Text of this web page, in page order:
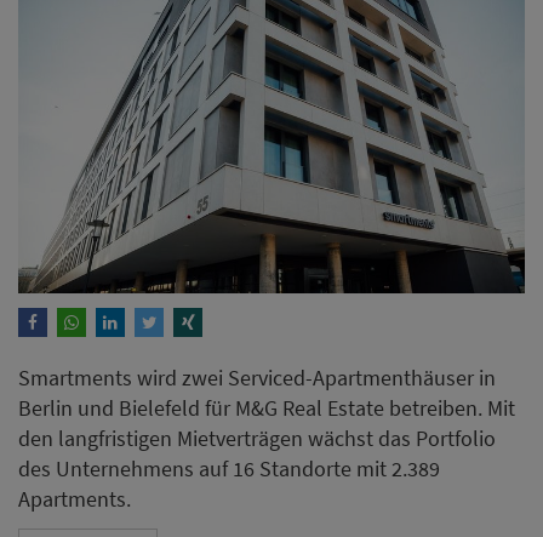
Smartments wird zwei Serviced-Apartmenthäuser in
Berlin und Bielefeld für M&G Real Estate betreiben. Mit
den langfristigen Mietverträgen wächst das Portfolio
des Unternehmens auf 16 Standorte mit 2.389
Apartments.